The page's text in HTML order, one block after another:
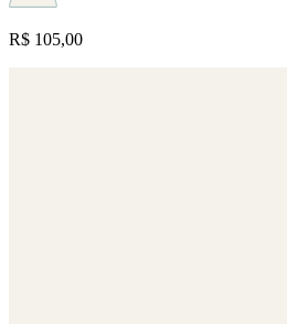
R$ 105,00